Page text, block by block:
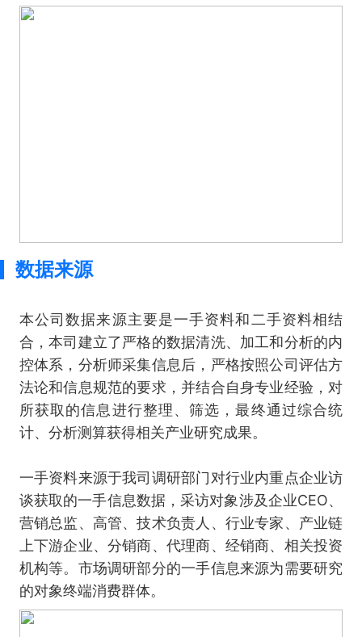
数据来源
本公司数据来源主要是一手资料和二手资料相结
合，本司建立了严格的数据清洗、加工和分析的内
控体系，分析师采集信息后，严格按照公司评估方
法论和信息规范的要求，并结合自身专业经验，对
所获取的信息进行整理、筛选，最终通过综合统
计、分析测算获得相关产业研究成果。
一手资料来源于我司调研部门对行业内重点企业访
谈获取的一手信息数据，采访对象涉及企业CEO、
营销总监、高管、技术负责人、行业专家、产业链
上下游企业、分销商、代理商、经销商、相关投资
机构等。市场调研部分的一手信息来源为需要研究
的对象终端消费群体。